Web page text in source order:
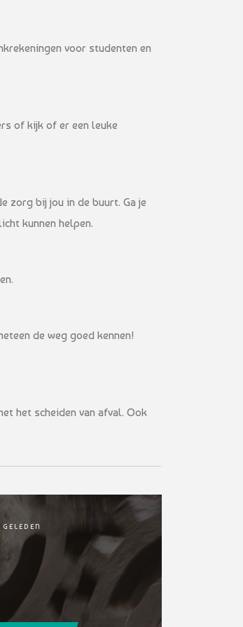
voor studenten en
of kijk of er een leuke
zorg bij jou in de buurt. Ga je
kunnen helpen.
de weg goed kennen!
het scheiden van afval. Ook